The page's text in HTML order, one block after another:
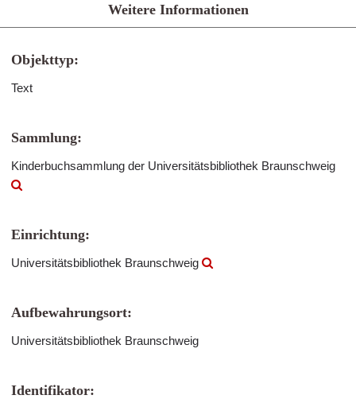
Weitere Informationen
Objekttyp:
Text
Sammlung:
Kinderbuchsammlung der Universitätsbibliothek Braunschweig
Einrichtung:
Universitätsbibliothek Braunschweig
Aufbewahrungsort:
Universitätsbibliothek Braunschweig
Identifikator: